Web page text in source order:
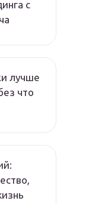
с
лучше
что